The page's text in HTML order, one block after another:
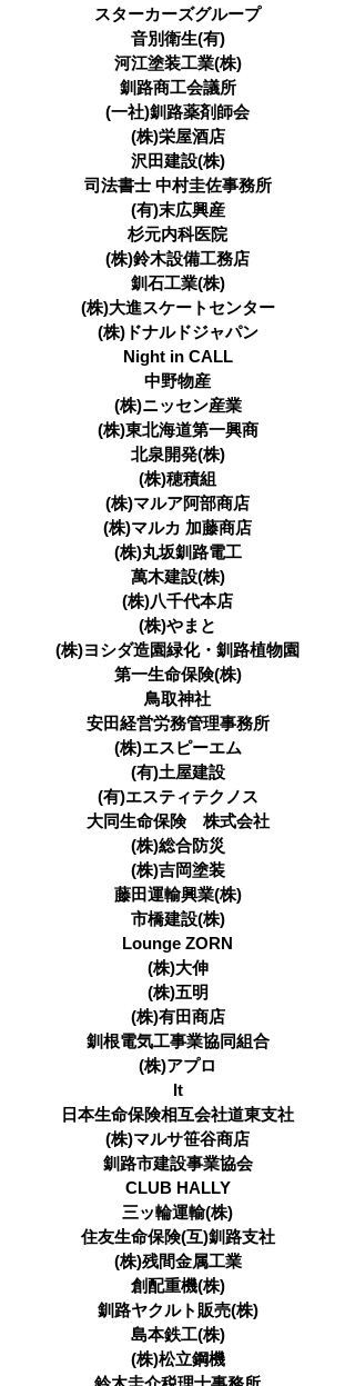
スターカーズグループ
音別衛生(有)
河江塗装工業(株)
釧路商工会議所
(一社)釧路薬剤師会
(株)栄屋酒店
沢田建設(株)
司法書士 中村圭佐事務所
(有)末広興産
杉元内科医院
(株)鈴木設備工務店
釧石工業(株)
(株)大進スケートセンター
(株)ドナルドジャパン
Night in CALL
中野物産
(株)ニッセン産業
(株)東北海道第一興商
北泉開発(株)
(株)穂積組
(株)マルア阿部商店
(株)マルカ 加藤商店
(株)丸坂釧路電工
萬木建設(株)
(株)八千代本店
(株)やまと
(株)ヨシダ造園緑化・釧路植物園
第一生命保険(株)
鳥取神社
安田経営労務管理事務所
(株)エスピーエム
(有)土屋建設
(有)エスティテクノス
大同生命保険 株式会社
(株)総合防災
(株)吉岡塗装
藤田運輸興業(株)
市橋建設(株)
Lounge ZORN
(株)大伸
(株)五明
(株)有田商店
釧根電気工事業協同組合
(株)アプロ
It
日本生命保険相互会社道東支社
(株)マルサ笹谷商店
釧路市建設事業協会
CLUB HALLY
三ッ輪運輸(株)
住友生命保険(互)釧路支社
(株)残間金属工業
創配重機(株)
釧路ヤクルト販売(株)
島本鉄工(株)
(株)松立鋼機